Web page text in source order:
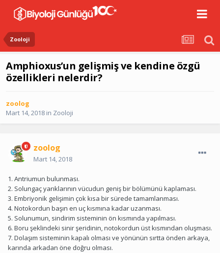
Zooloji
Amphioxus’un gelişmiş ve kendine özgü
özellikleri nelerdir?
zoolog
Mart 14, 2018 in Zooloji
zoolog
Mart 14, 2018
1. Antriumun bulunması.
2. Solungaç yarıklarının vücudun geniş bir bölümünü kaplaması.
3. Embriyonik gelişimin çok kısa bir sürede tamamlanması.
4. Notokordun başın en uç kısmına kadar uzanması.
5. Solunumun, sindirim sisteminin ön kısmında yapılması.
6. Boru şeklindeki sinir şeridinin, notokordun üst kısmından oluşması.
7. Dolaşım sisteminin kapalı olması ve yönünün sırtta önden arkaya,
karında arkadan öne doğru olması.